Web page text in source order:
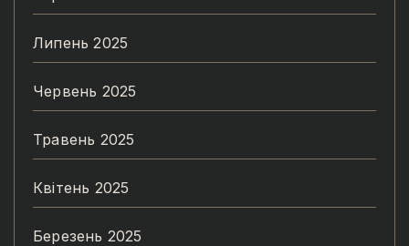
Липень 2025
Червень 2025
Травень 2025
Квітень 2025
Березень 2025